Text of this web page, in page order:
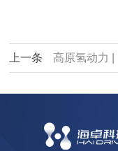
上一条 高原氢动力 |